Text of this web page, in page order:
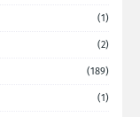
(1)
(2)
(189)
(1)